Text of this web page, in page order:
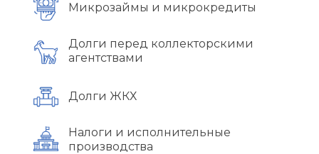
Долги ЖКХ
Налоги и исполнительные
производства
Долги перед коллекторскими
агентствами
Микрозаймы и микрокредиты